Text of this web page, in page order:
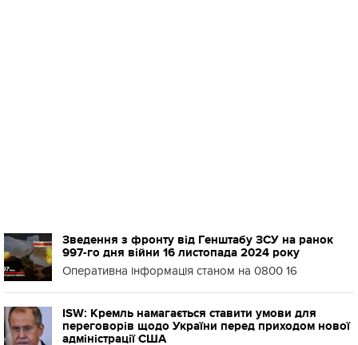
Зведення з фронту від Генштабу ЗСУ на ранок
997-го дня війни 16 листопада 2024 року
Оперативна інформація станом на 0800 16
ISW: Кремль намагається ставити умови для
переговорів щодо України перед приходом нової
адміністрації США